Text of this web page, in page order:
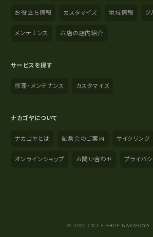
お役立ち情報 カスタマイズ 地域情報 グ
メンテナンス お店の店内紹介
サービスを探す
修理・メンテナンス カスタマイズ
ナカゴヤについて
ナカゴヤとは 試乗会のご案内 サイクリング
オンラインショップ お問い合わせ プライバ
© 2020 CYCLE SHOP NAKAGOYA.